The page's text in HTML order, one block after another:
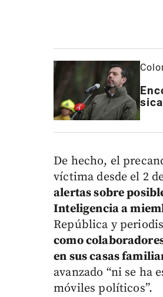
De hecho, el
víctima desde el 2
alertas sobre
Inteligencia a
República y
como
en sus casas
avanzado “ni se
móviles políticos”.